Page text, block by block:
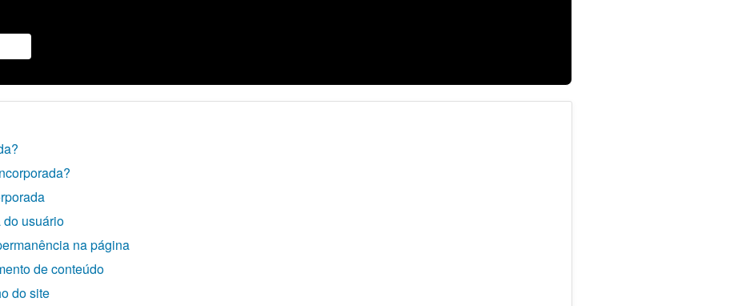
do usuário
na página
de conteúdo
do site